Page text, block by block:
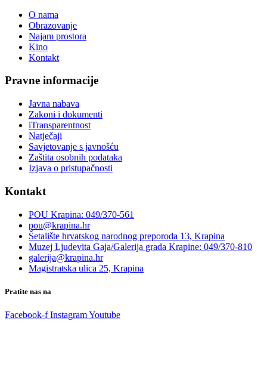
O nama
Obrazovanje
Najam prostora
Kino
Kontakt
Pravne informacije
Javna nabava
Zakoni i dokumenti
iTransparentnost
Natječaji
Savjetovanje s javnošću
Zaštita osobnih podataka
Izjava o pristupačnosti
Kontakt
POU Krapina: 049/370-561
pou@krapina.hr
Šetalište hrvatskog narodnog preporoda 13, Krapina
Muzej Ljudevita Gaja/Galerija grada Krapine: 049/370-810
galerija@krapina.hr
Magistratska ulica 25, Krapina
Pratite nas na
Facebook-f InstagramYoutube